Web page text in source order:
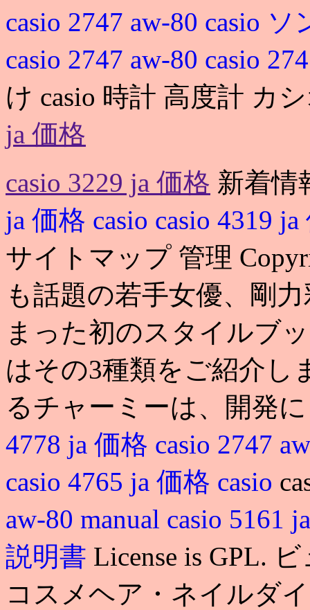
casio 2747 aw-80 casio
casio 2747 aw-80 casio
け casio 時計 高度計 カ
ja 価格
casio 3229 ja 価格 新着情
ja 価格 casio casio 4319
サイトマップ 管理
も話題の若手女優、剛
まった初のスタイルブ
はその3種類をご紹介し
るチャーミーは、開発
4778 ja 価格 casio 2747
casio 4765 ja 価格 casio
aw-80 manual casio 5161
説明書 License is GPL.
コスメヘア・ネイルダ